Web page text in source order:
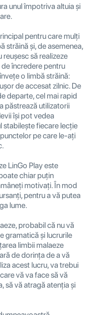
unul împotriva altuia și
pentru care mulți
străină și, de asemenea,
să realizeze
încredere pentru
o limbă străină:
de accesat zilnic. De
departe, cel mai rapid
păstrează utilizatorii
își pot vedea
stabilește fiecare lecție
pe care le-ați
LinGo Play este
chiar puțin
motivați. În mod
pentru a vă putea
lume.
probabil că nu vă
gramatică și lucrurile
limbii malaeze
de dorința de a vă
acest lucru, va trebui
vă va face să vă
să vă atragă atenția și